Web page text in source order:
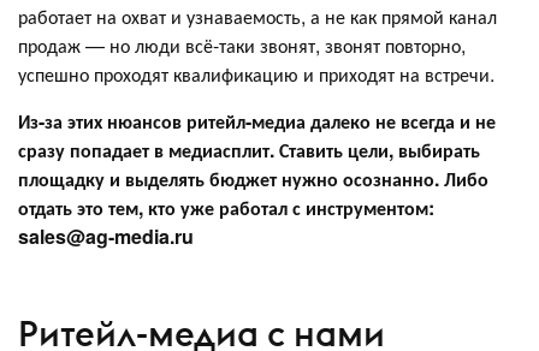
работает на охват и узнаваемость, а не как прямой канал
продаж — но люди всё-таки звонят, звонят повторно,
успешно проходят квалификацию и приходят на встречи.
Из-за этих нюансов ритейл-медиа далеко не всегда и не
сразу попадает в медиасплит. Ставить цели, выбирать
площадку и выделять бюджет нужно осознанно. Либо
отдать это тем, кто уже работал с инструментом:
sales@ag-media.ru
Ритейл-медиа с нами